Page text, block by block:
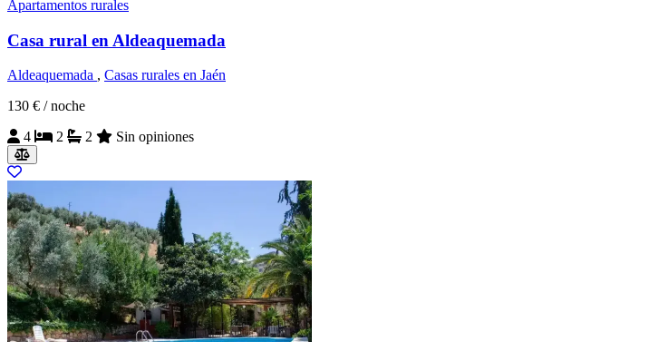
Apartamentos rurales
Casa rural en Aldeaquemada
Aldeaquemada , Casas rurales en Jaén
130 € / noche
4
2 2 Sin opiniones